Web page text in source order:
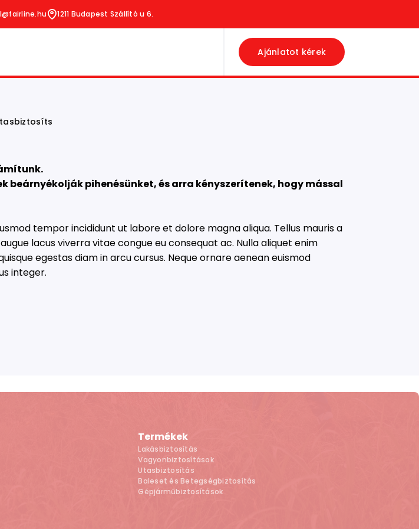
1211 Budapest Szállító u 6.
Ajánlatot kérek
beárnyékolják pihenésünket, és arra kényszerítenek, hogy mással
tempor incididunt ut labore et dolore magna aliqua. Tellus mauris a
lacus viverra vitae congue eu consequat ac. Nulla aliquet enim
egestas diam in arcu cursus. Neque ornare aenean euismod
integer.
Termékek
Lakásbiztosítás
Vagyonbiztosítások
Utasbiztosítás
Baleset és Betegségbiztosítás
Gépjárműbiztosítások